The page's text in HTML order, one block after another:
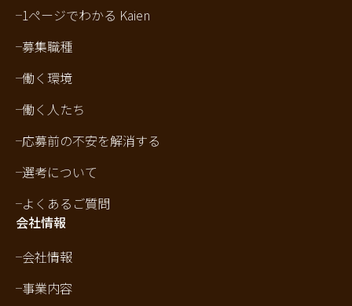
1ページでわかる Kaien
募集職種
働く環境
働く人たち
応募前の不安を解消する
選考について
よくあるご質問
会社情報
会社情報
事業内容